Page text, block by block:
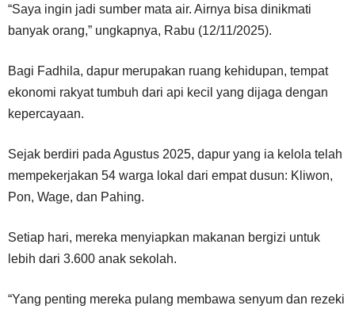
“Saya ingin jadi sumber mata air. Airnya bisa dinikmati
banyak orang,” ungkapnya, Rabu (12/11/2025).
Bagi Fadhila, dapur merupakan ruang kehidupan, tempat
ekonomi rakyat tumbuh dari api kecil yang dijaga dengan
kepercayaan.
Sejak berdiri pada Agustus 2025, dapur yang ia kelola telah
mempekerjakan 54 warga lokal dari empat dusun: Kliwon,
Pon, Wage, dan Pahing.
Setiap hari, mereka menyiapkan makanan bergizi untuk
lebih dari 3.600 anak sekolah.
“Yang penting mereka pulang membawa senyum dan rezeki